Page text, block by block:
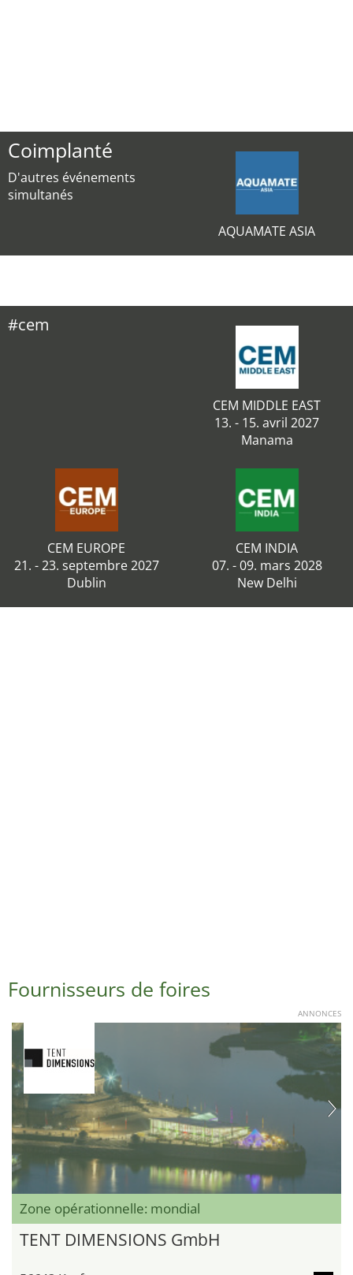
Coimplanté
D'autres événements
simultanés
AQUAMATE ASIA
#cem
CEM MIDDLE EAST
13. - 15. avril 2027
Manama
CEM EUROPE
21. - 23. septembre 2027
Dublin
CEM INDIA
07. - 09. mars 2028
New Delhi
Fournisseurs de foires
ANNONCES
Zone opérationnelle: mondial
TENT DIMENSIONS GmbH